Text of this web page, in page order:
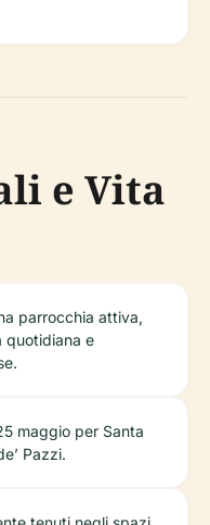
e Vita
parrocchia attiva,
quotidiana e
maggio per Santa
Pazzi.